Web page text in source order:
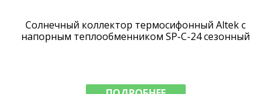
Солнечный коллектор термосифонный Altek с
напорным теплообменником SP-C-24 сезонный